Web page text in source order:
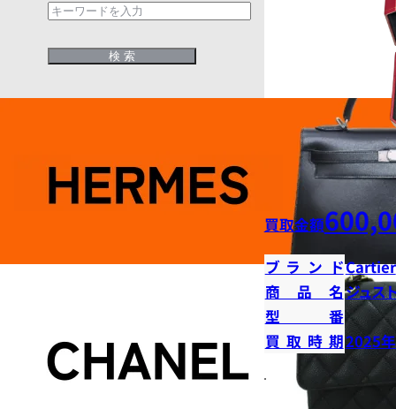
買取金額
ブランドCartier
商品名ジュス
型番
買取時期2025